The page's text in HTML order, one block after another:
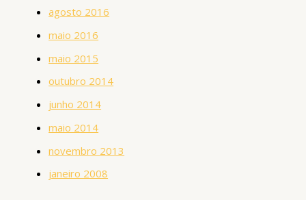
agosto 2016
maio 2016
maio 2015
outubro 2014
junho 2014
maio 2014
novembro 2013
janeiro 2008